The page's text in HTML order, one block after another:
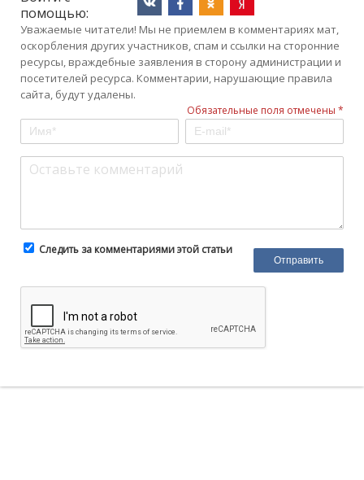
помощью:
Уважаемые читатели! Мы не приемлем в комментариях мат,
оскорбления других участников, спам и ссылки на сторонние
ресурсы, враждебные заявления в сторону администрации и
посетителей ресурса. Комментарии, нарушающие правила
сайта, будут удалены.
Обязательные поля отмечены *
Следить за комментариями этой статьи